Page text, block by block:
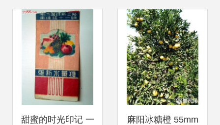
路 选择
甜蜜的时光印记 一 麻阳冰糖橙 55mm